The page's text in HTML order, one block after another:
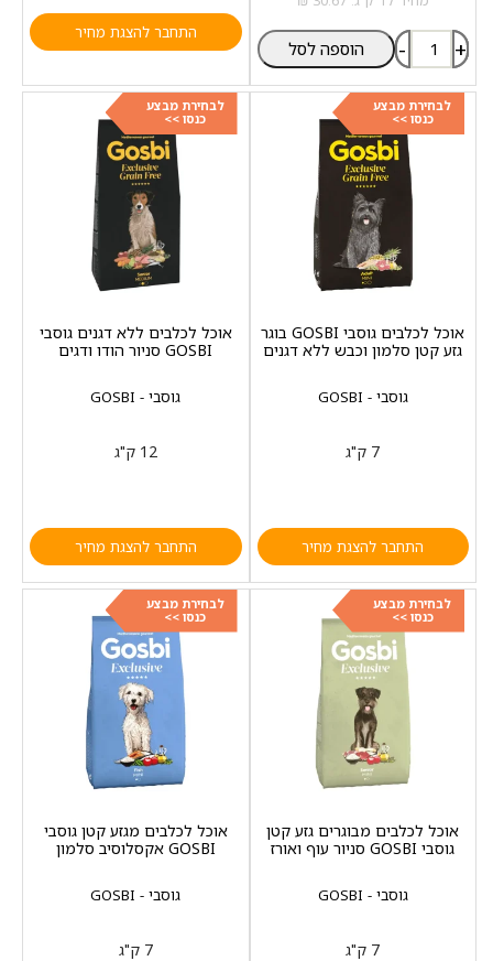
- + הוספה לסל
התחבר להצגת מחיר
לבחירת מבצע
כנסו >>
גוסבי - GOSBI
אוכל לכלבים גוסבי GOSBI בוגר
גזע קטן סלמון וכבש ללא דגנים
7 ק"ג
התחבר להצגת מחיר
לבחירת מבצע
כנסו >>
גוסבי - GOSBI
אוכל לכלבים ללא דגנים גוסבי
GOSBI סניור הודו ודגים
12 ק"ג
התחבר להצגת מחיר
לבחירת מבצע
כנסו >>
גוסבי - GOSBI
אוכל לכלבים מבוגרים גזע קטן
גוסבי GOSBI סניור עוף ואורז
7 ק"ג
לבחירת מבצע
כנסו >>
גוסבי - GOSBI
אוכל לכלבים מגזע קטן גוסבי
GOSBI אקסלוסיב סלמון
7 ק"ג